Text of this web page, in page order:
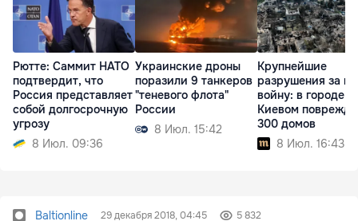
Рютте: Саммит НАТО
подтвердит, что
Россия представляет
собой долгосрочную
угрозу
8 Июл. 09:36
Украинские дроны
поразили 9 танкеров
"теневого флота"
России
8 Июл. 15:42
Крупнейшие
разрушения за
войну: в городе
Киевом
300 домов
8 Июл. 16:43
Baltionline 29 декабря 2018, 04:45 5 832